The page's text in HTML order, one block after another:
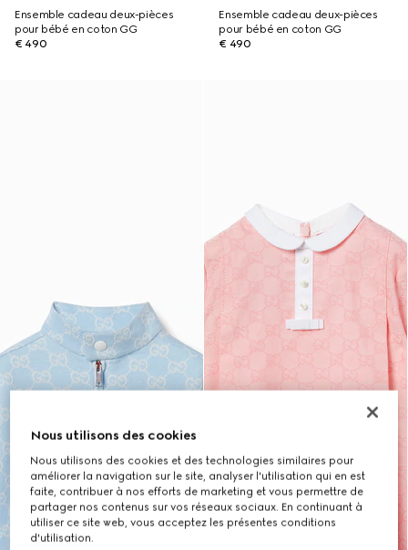
Ensemble cadeau deux-pièces
pour bébé en coton GG
€ 490
Ensemble cadeau deux-pièces
pour bébé en coton GG
€ 490
Nous utilisons des cookies
Nous utilisons des cookies et des technologies similaires pour
améliorer la navigation sur le site, analyser l'utilisation qui en est
faite, contribuer à nos efforts de marketing et vous permettre de
partager nos contenus sur vos réseaux sociaux. En continuant à
utiliser ce site web, vous acceptez les présentes conditions
d'utilisation.